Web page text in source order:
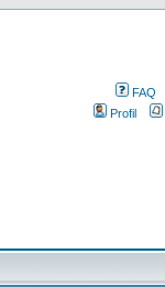
FAQ
Profil